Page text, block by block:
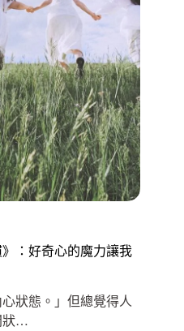
》：好奇心的魔力讓我
狀態。」但總覺得人
狀…